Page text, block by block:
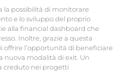
la possibilità di monitorare
e lo sviluppo del proprio
alla financial dashboard che
Inoltre, grazie a questa
offrire l’opportunità di beneficiare
nuova modalità di exit. Un
creduto nei progetti